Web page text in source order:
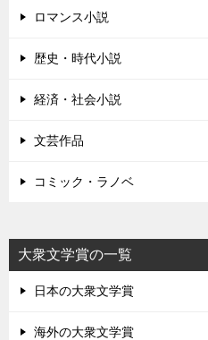
ロマンス小説
歴史・時代小説
経済・社会小説
文芸作品
コミック・ラノベ
大衆文学賞の一覧
日本の大衆文学賞
海外の大衆文学賞